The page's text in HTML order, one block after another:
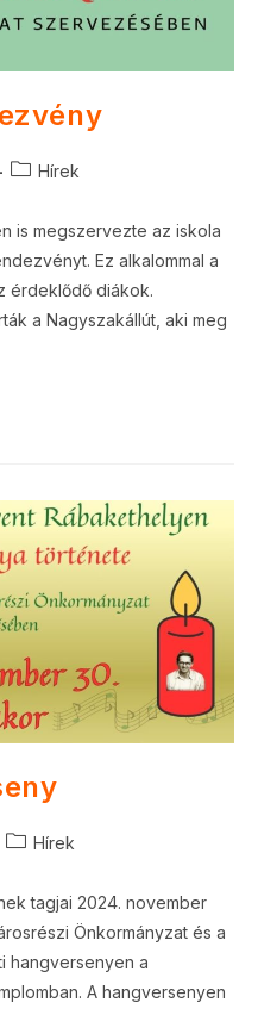
PostHírek
is megszervezte az iskola
Ez alkalommal a
érdeklődő diákok.
a Nagyszakállút, aki meg
PostHírek
tagjai 2024. november
Önkormányzat és a
hangversenyen a
A hangversenyen